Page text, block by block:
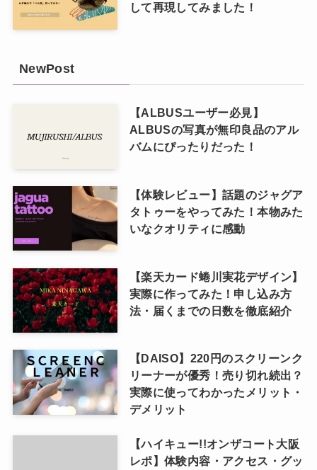
して再現してみました！
NewPost
【ALBUSユーザー必見】
ALBUSの写真が無印良品のアル
バムにぴったりだった！
【体験レビュー】話題のジャグア
タトゥーをやってみた！本物みた
いなクオリティに感動
【楽天カード蜷川実花デザイン】
実際に作ってみた！申し込み方
法・届くまでの日数を徹底紹介
【DAISO】220円のスクリーンク
リーナーが優秀！売り切れ続出？
実際に使ってわかったメリット・
デメリット
【ハイキュー!!オンザコート大阪
レポ】体験内容・アクセス・グッ